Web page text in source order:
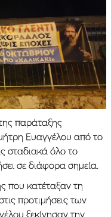
παράταξης
Ευαγγέλου από το
σταδιακά όλο το
σε διάφορα σημεία.
που κατέταξαν τη
προτιμήσεις των
ξεκίνησαν την